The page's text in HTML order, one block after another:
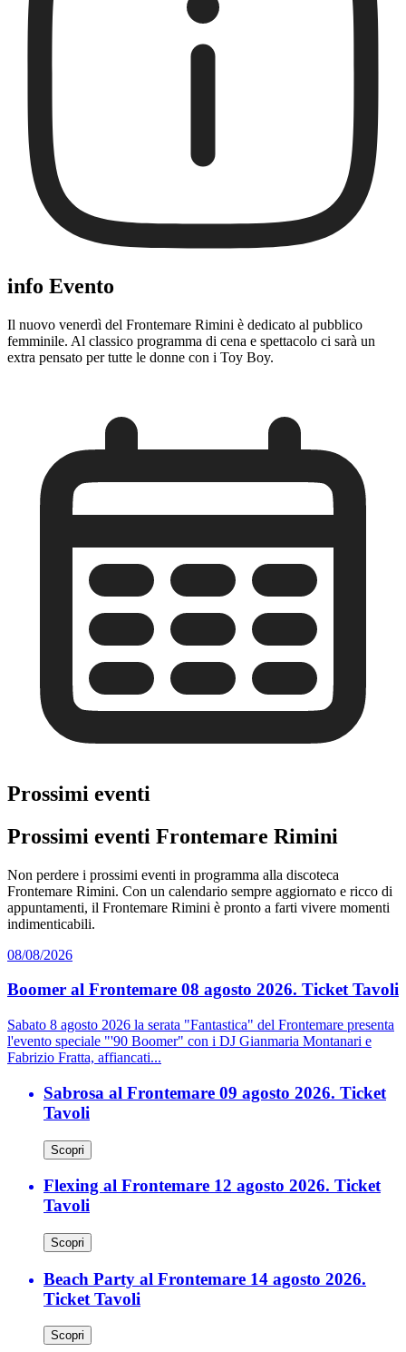
info Evento
Il nuovo venerdì del Frontemare Rimini è dedicato al pubblico
femminile. Al classico programma di cena e spettacolo ci sarà un
extra pensato per tutte le donne con i Toy Boy.
Prossimi eventi
Prossimi eventi Frontemare Rimini
Non perdere i prossimi eventi in programma alla discoteca
Frontemare Rimini. Con un calendario sempre aggiornato e ricco di
appuntamenti, il Frontemare Rimini è pronto a farti vivere momenti
indimenticabili.
08/08/2026
Boomer al Frontemare 08 agosto 2026. Ticket Tavoli
Sabato 8 agosto 2026 la serata "Fantastica" del Frontemare presenta
l'evento speciale "'90 Boomer" con i DJ Gianmaria Montanari e
Fabrizio Fratta, affiancati...
Sabrosa al Frontemare 09 agosto 2026. Ticket
Tavoli
Scopri
Flexing al Frontemare 12 agosto 2026. Ticket
Tavoli
Scopri
Beach Party al Frontemare 14 agosto 2026.
Ticket Tavoli
Scopri